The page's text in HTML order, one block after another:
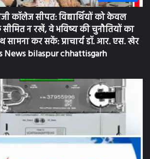
bilaspur
बढ़ती बिजली खपत, आंकड़ों ने दूर किया
is News bilaspur chhattisgarh